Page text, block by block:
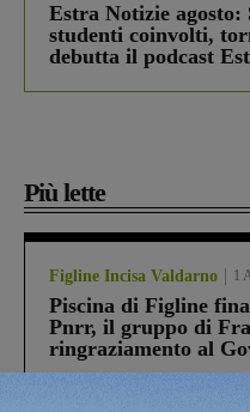
Estra Notizie
studenti coinvolti,
debutta il podcast
Più lette
Figline Incisa Valdarno 1
Piscina di Figline
Pnrr, il gruppo di
ringraziamento al
Cronaca